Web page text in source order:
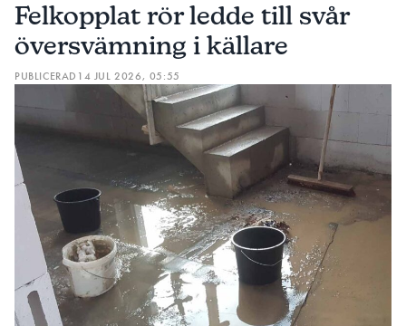
Felkopplat rör ledde till svår
översvämning i källare
PUBLICERAD 14 JUL 2026, 05:55